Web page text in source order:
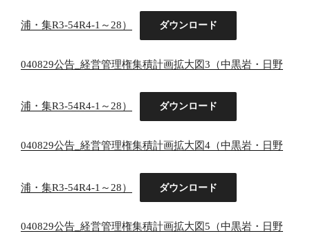
浦・集R3-54R4-1～28） ダウンロード
040829公告_経営管理権集積計画拡大図3（中黒岩・日野
浦・集R3-54R4-1～28） ダウンロード
040829公告_経営管理権集積計画拡大図4（中黒岩・日野
浦・集R3-54R4-1～28） ダウンロード
040829公告_経営管理権集積計画拡大図5（中黒岩・日野